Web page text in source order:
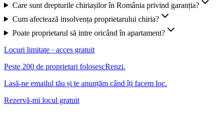
Care sunt drepturile chiriașilor în România privind garanția?
Cum afectează insolvența proprietarului chiria?
Poate proprietarul să intre oricând în apartament?
Locuri limitate · acces gratuit
Peste 200 de proprietari folosescRenzi.
Lasă-ne emailul tău și te anunțăm când îți facem loc.
Rezervă-mi locul gratuit